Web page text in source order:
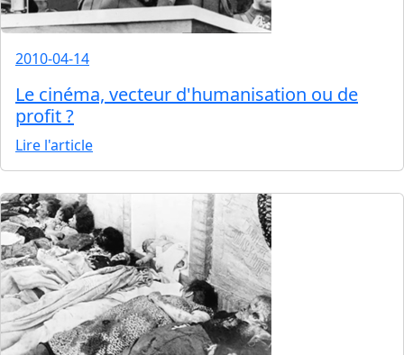
2010-04-14
Le cinéma, vecteur d'humanisation ou de
profit ?
Lire l'article